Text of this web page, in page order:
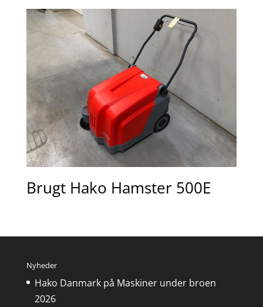
Brugt Hako Hamster 500E
Nyheder
Hako Danmark på Maskiner under broen
2026